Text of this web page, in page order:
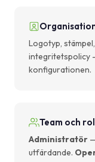
Logotyp,
integritetspolicy
konfigurationen.
Team och
Administratör
utfärdande.